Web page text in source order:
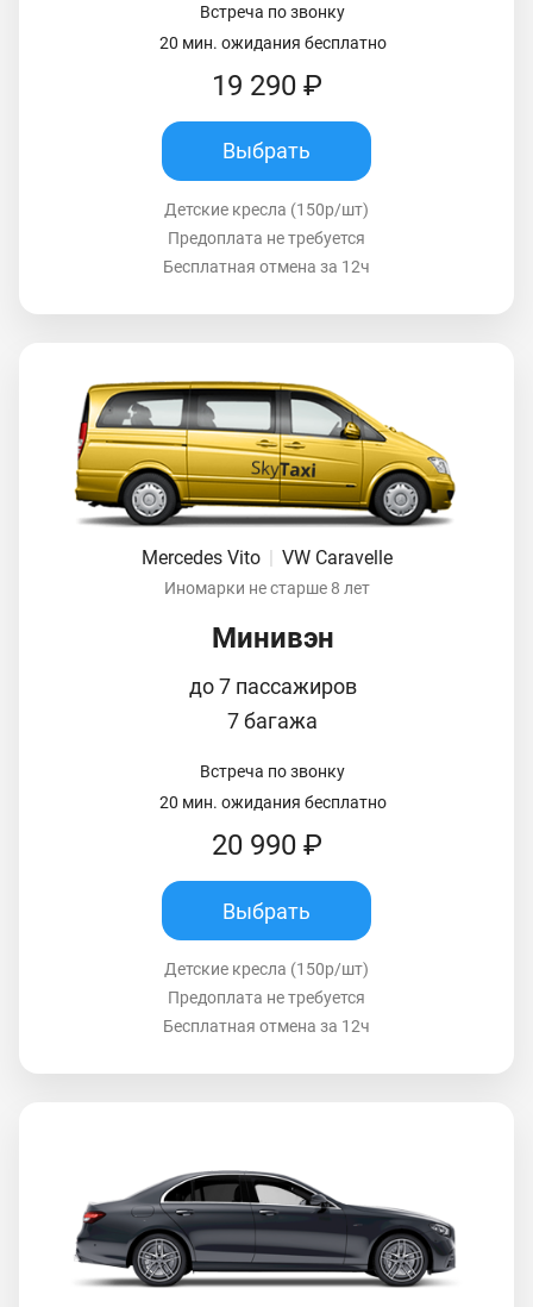
Встреча по звонку
20 мин. ожидания бесплатно
19 290 ₽
Выбрать
Детские кресла (150р/шт)
Предоплата не требуется
Бесплатная отмена за 12ч
Mercedes Vito VW Caravelle
Иномарки не старше 8 лет
Минивэн
до 7 пассажиров
7 багажа
Встреча по звонку
20 мин. ожидания бесплатно
20 990 ₽
Выбрать
Детские кресла (150р/шт)
Предоплата не требуется
Бесплатная отмена за 12ч